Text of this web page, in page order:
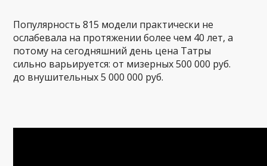
Популярность 815 модели практически не
ослабевала на протяжении более чем 40 лет, а
потому на сегодняшний день цена Татры
сильно варьируется: от мизерных 500 000 руб.
до внушительных 5 000 000 руб.